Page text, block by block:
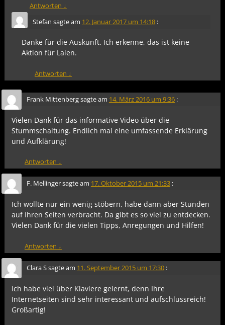
Antworten ↓
Stefan sagte am 12. Januar 2017 um 14:18 :
Danke für die Auskunft. Ich erkenne, das ist keine
Aktion für Laien.
Antworten ↓
Frank Mittenbergsagte am 14. März 2016 um 9:36 :
Vielen Dank für das informative Video über die
Stummschaltung. Endlich mal eine umfassende Erklärung
und Aufklärung!
Antworten ↓
F. Mellingersagte am 17. Oktober 2015 um 21:33 :
Ich wollte nur ein wenig stöbern, habe dann aber Stunden
auf Ihren Seiten verbracht. Da gibt es so viel zu entdecken.
Vielen Dank für die vielen Tipps, Anregungen und Hilfen!
Antworten ↓
Clara Ssagte am 11. September 2015 um 17:30 :
Ich habe viel über Klaviere gelernt, denn Ihre
Internetseiten sind sehr interessant und aufschlussreich!
Großartig!